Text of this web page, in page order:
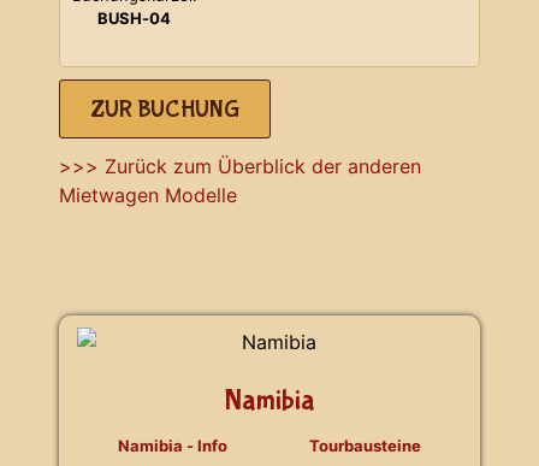
BUSH-04
ZUR BUCHUNG
>>> Zurück zum Überblick der anderen
Mietwagen Modelle
Namibia
Namibia - Info
Tourbausteine